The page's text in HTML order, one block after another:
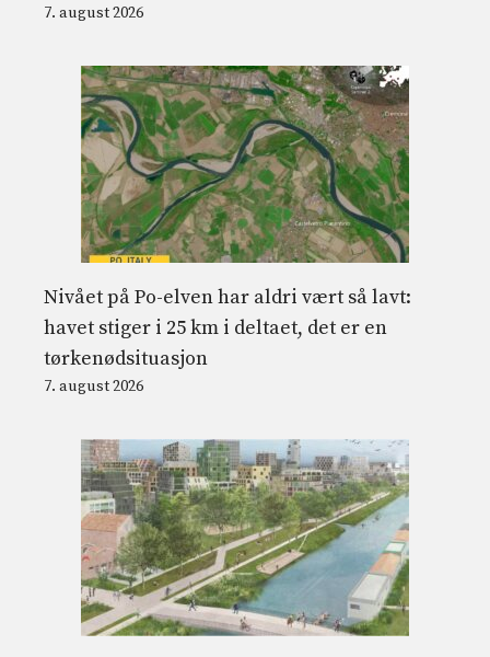
7. august 2026
Nivået på Po-elven har aldri vært så lavt:
havet stiger i 25 km i deltaet, det er en
tørkenødsituasjon
7. august 2026